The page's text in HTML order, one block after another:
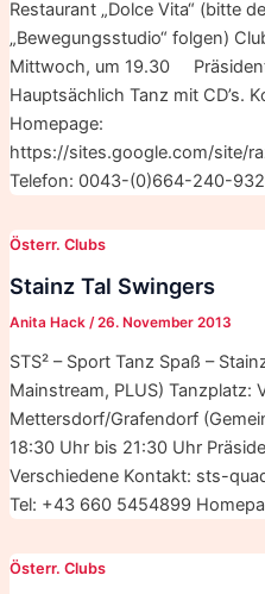
Restaurant „Dolce Vita“ (bitte
„Bewegungsstudio“ folgen)
Mittwoch, um 19.30
Hauptsächlich Tanz mit CD’s.
Homepage:
https://sites.google.com/site/
Telefon: 0043-(0)664-240-
Österr. Clubs
Stainz Tal Swingers
Anita Hack /26. November 2013
STS² – Sport Tanz Spaß –
Mainstream, PLUS) Tanzplatz:
Mettersdorf/Grafendorf
18:30 Uhr bis 21:30 Uhr
Verschiedene Kontakt: sts-
Tel: +43 660 5454899
Österr. Clubs